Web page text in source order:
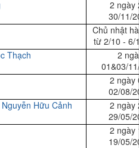
2 ngày
30/11/
Chủ nhật
từ 2/10 - 6/
Thạch
2
01&03/
2 ngày
02/08/
Hữu Cảnh
2 ngày
29/05/
2 ngày
19/05/